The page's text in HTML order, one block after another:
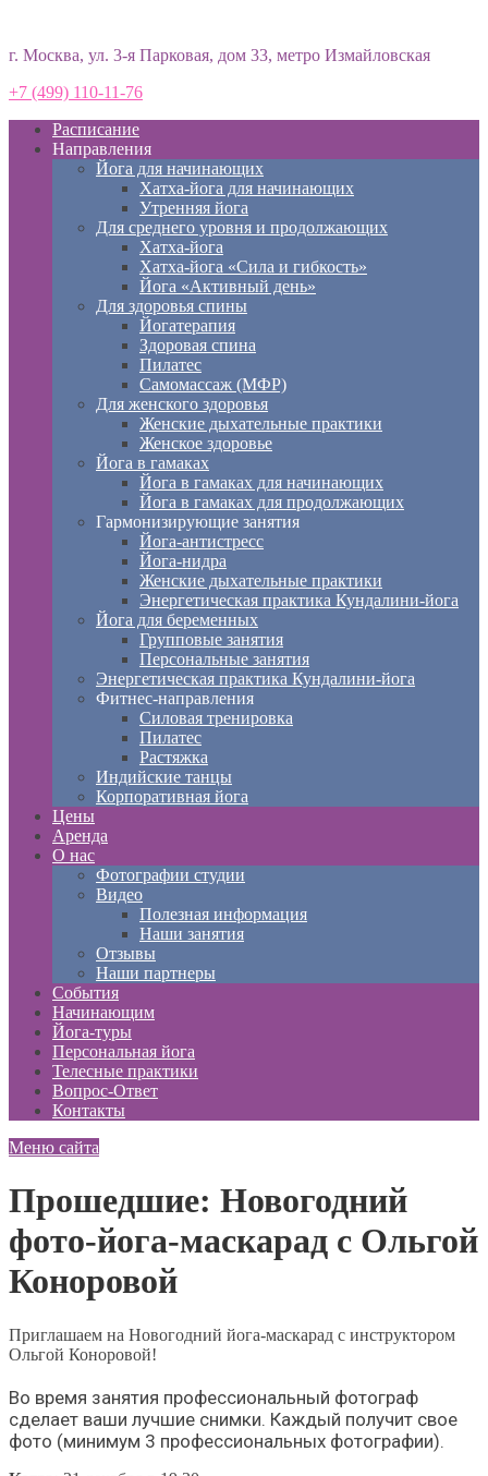
г. Москва, ул. 3-я Парковая, дом 33, метро Измайловская
+7 (499) 110-11-76
Расписание
Направления
Йога для начинающих
Хатха-йога для начинающих
Утренняя йога
Для среднего уровня и продолжающих
Хатха-йога
Хатха-йога «Сила и гибкость»
Йога «Активный день»
Для здоровья спины
Йогатерапия
Здоровая спина
Пилатес
Самомассаж (МФР)
Для женского здоровья
Женские дыхательные практики
Женское здоровье
Йога в гамаках
Йога в гамаках для начинающих
Йога в гамаках для продолжающих
Гармонизирующие занятия
Йога-антистресс
Йога-нидра
Женские дыхательные практики
Энергетическая практика Кундалини-йога
Йога для беременных
Групповые занятия
Персональные занятия
Энергетическая практика Кундалини-йога
Фитнес-направления
Силовая тренировка
Пилатес
Растяжка
Индийские танцы
Корпоративная йога
Цены
Аренда
О нас
Фотографии студии
Видео
Полезная информация
Наши занятия
Отзывы
Наши партнеры
События
Начинающим
Йога-туры
Персональная йога
Телесные практики
Вопрос-Ответ
Контакты
Меню сайта
Прошедшие: Новогодний
фото-йога-маскарад с Ольгой
Коноровой
Приглашаем на Новогодний йога-маскарад с инструктором
Ольгой Коноровой!
Во время занятия профессиональный фотограф
сделает ваши лучшие снимки. Каждый получит свое
фото (минимум 3 профессиональных фотографии).